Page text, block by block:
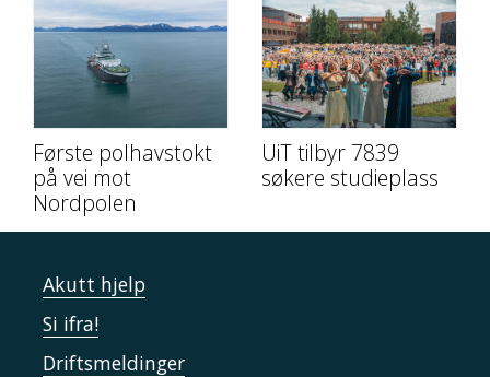
Første polhavstokt
på vei mot
Nordpolen
UiT tilbyr 7839
søkere studieplass
Akutt hjelp
Si ifra!
Driftsmeldinger